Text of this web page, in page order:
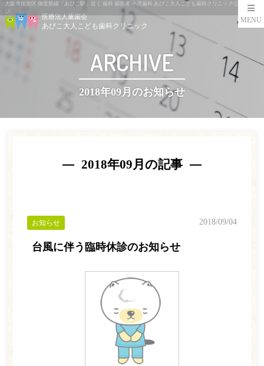
大阪市住吉区 御堂筋線「あびこ駅」近く 歯科 歯医者 小児歯科 あびこ大人こども歯科クリニック公式ペー
ジ
医療法人薫歯会
あびこ大人こども歯科クリニック
MENU
ARCHIVE
2018年09月のお知らせ
2018年09月の記事
台風に伴う臨時休診のお知らせ
お知らせ 2018/09/04
ホーム
医師紹介
診療案内
一般歯科